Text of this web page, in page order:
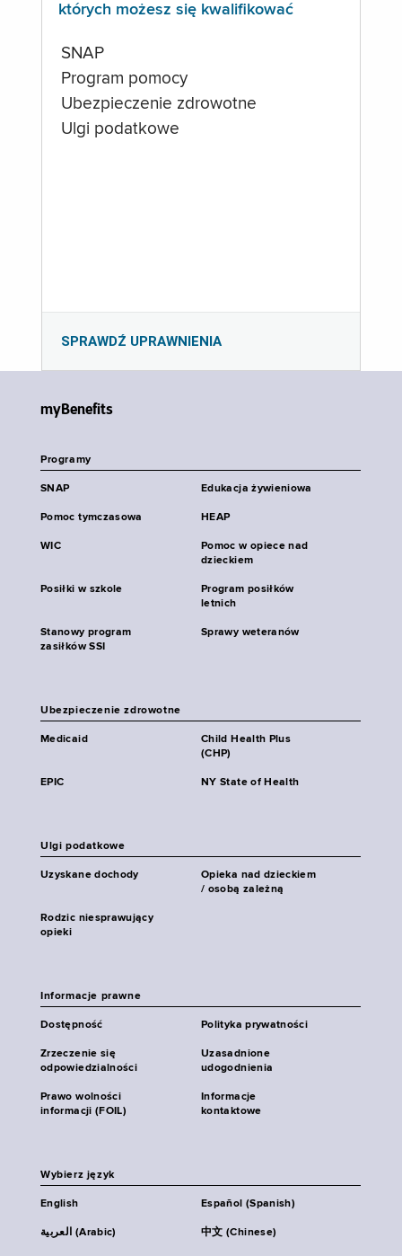
których możesz się kwalifikować
SNAP
Program pomocy
Ubezpieczenie zdrowotne
Ulgi podatkowe
SPRAWDŹ UPRAWNIENIA
myBenefits
Programy
SNAP Edukacja żywieniowa
Pomoc tymczasowa HEAP
WIC
Pomoc w opiece nad
dzieckiem
Posiłki w szkole
Program posiłków
letnich
Stanowy program
zasiłków SSI
Sprawy weteranów
Ubezpieczenie zdrowotne
Medicaid
Child Health Plus
(CHP)
EPIC NY State of Health
Ulgi podatkowe
Uzyskane dochody
Opieka nad dzieckiem
/ osobą zależną
Rodzic niesprawujący
opieki
Informacje prawne
Dostępność Polityka prywatności
Zrzeczenie się
odpowiedzialności
Uzasadnione
udogodnienia
Prawo wolności
informacji (FOIL)
Informacje
kontaktowe
Wybierz język
English Español (Spanish)
العربية (Arabic) 中文 (Chinese)